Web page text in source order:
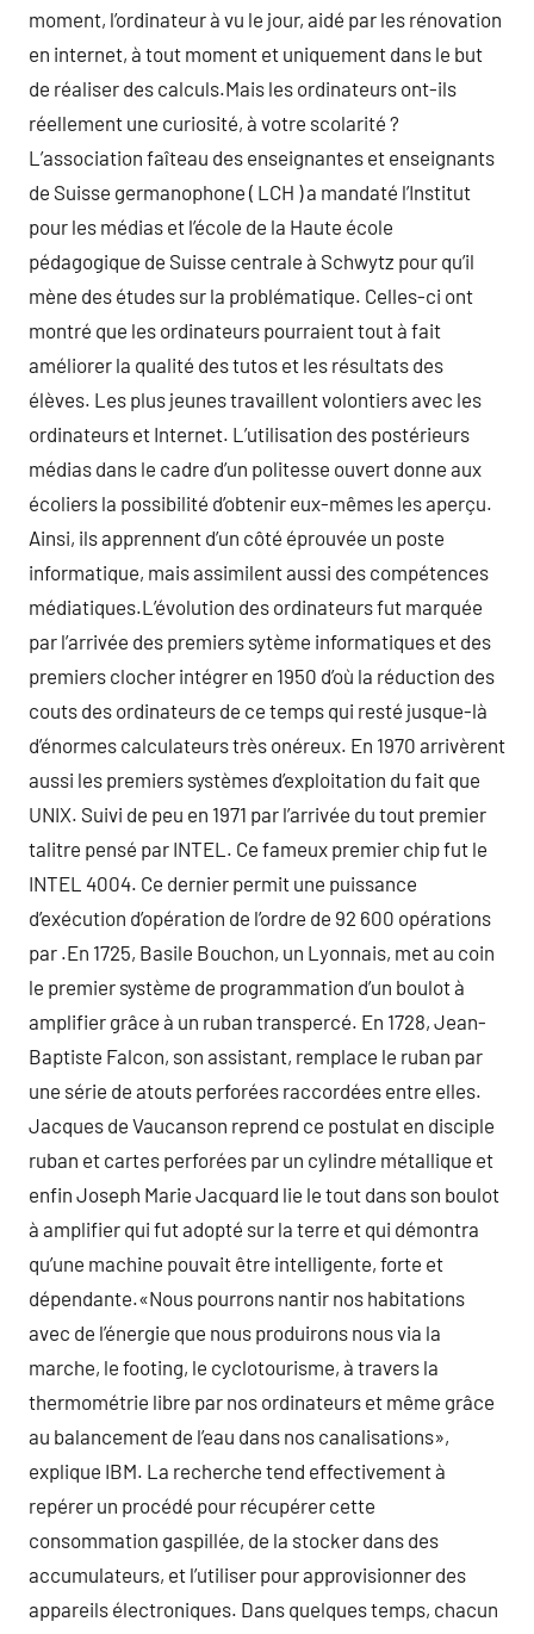
moment, l’ordinateur à vu le jour, aidé par les rénovation
en internet, à tout moment et uniquement dans le but
de réaliser des calculs.Mais les ordinateurs ont-ils
réellement une curiosité, à votre scolarité ?
L’association faîteau des enseignantes et enseignants
de Suisse germanophone ( LCH ) a mandaté l’Institut
pour les médias et l’école de la Haute école
pédagogique de Suisse centrale à Schwytz pour qu’il
mène des études sur la problématique. Celles-ci ont
montré que les ordinateurs pourraient tout à fait
améliorer la qualité des tutos et les résultats des
élèves. Les plus jeunes travaillent volontiers avec les
ordinateurs et Internet. L’utilisation des postérieurs
médias dans le cadre d’un politesse ouvert donne aux
écoliers la possibilité d’obtenir eux-mêmes les aperçu.
Ainsi, ils apprennent d’un côté éprouvée un poste
informatique, mais assimilent aussi des compétences
médiatiques.L’évolution des ordinateurs fut marquée
par l’arrivée des premiers sytème informatiques et des
premiers clocher intégrer en 1950 d’où la réduction des
couts des ordinateurs de ce temps qui resté jusque-là
d’énormes calculateurs très onéreux. En 1970 arrivèrent
aussi les premiers systèmes d’exploitation du fait que
UNIX. Suivi de peu en 1971 par l’arrivée du tout premier
talitre pensé par INTEL. Ce fameux premier chip fut le
INTEL 4004. Ce dernier permit une puissance
d’exécution d’opération de l’ordre de 92 600 opérations
par .En 1725, Basile Bouchon, un Lyonnais, met au coin
le premier système de programmation d’un boulot à
amplifier grâce à un ruban transpercé. En 1728, Jean-
Baptiste Falcon, son assistant, remplace le ruban par
une série de atouts perforées raccordées entre elles.
Jacques de Vaucanson reprend ce postulat en disciple
ruban et cartes perforées par un cylindre métallique et
enfin Joseph Marie Jacquard lie le tout dans son boulot
à amplifier qui fut adopté sur la terre et qui démontra
qu’une machine pouvait être intelligente, forte et
dépendante.«Nous pourrons nantir nos habitations
avec de l’énergie que nous produirons nous via la
marche, le footing, le cyclotourisme, à travers la
thermométrie libre par nos ordinateurs et même grâce
au balancement de l’eau dans nos canalisations»,
explique IBM. La recherche tend effectivement à
repérer un procédé pour récupérer cette
consommation gaspillée, de la stocker dans des
accumulateurs, et l’utiliser pour approvisionner des
appareils électroniques. Dans quelques temps, chacun